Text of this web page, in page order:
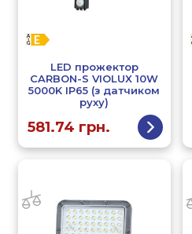
LED прожектор
CARBON-S VIOLUX 10W
5000K IP65 (з датчиком
руху)
581.74 грн.